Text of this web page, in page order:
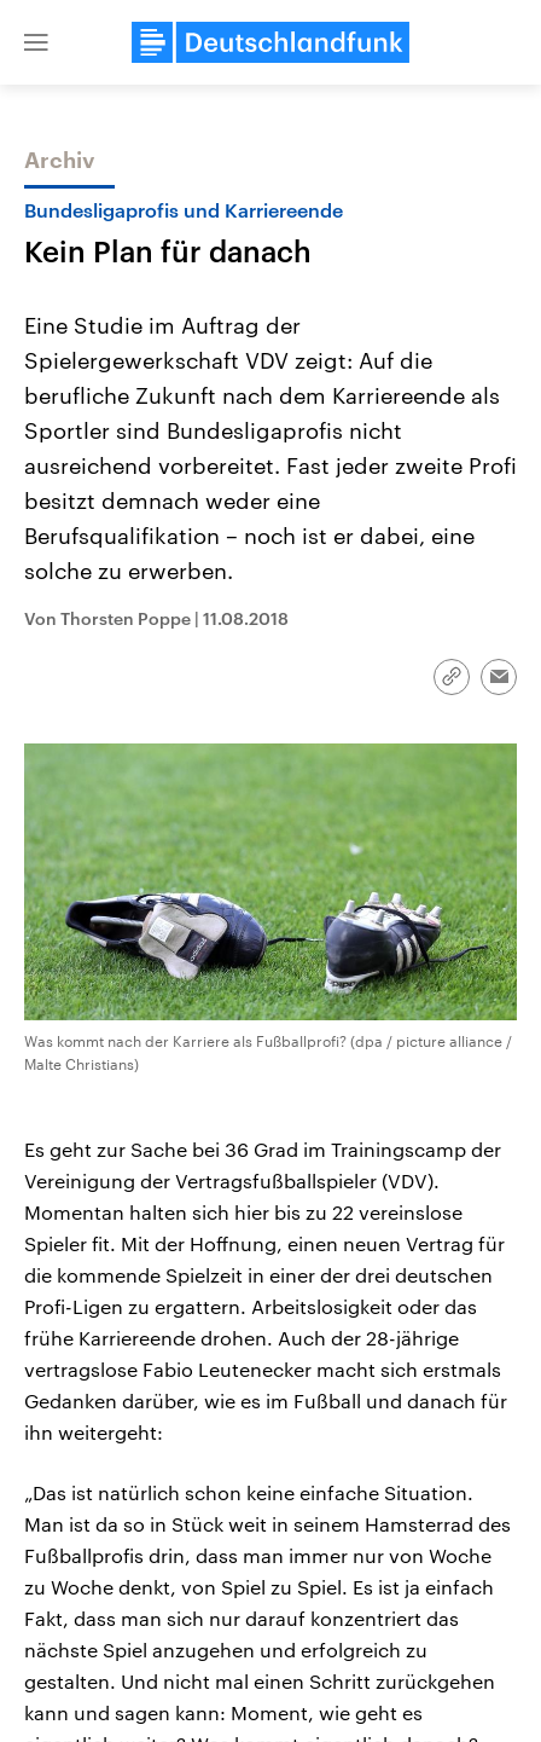
Close
Themen
Landtagswahl Sachsen-Anhalt
2026
Alle Informationen
Sachsen-Anhalt wählt am 6.
September 2026 einen neuen
Bundesland von einer Koalition aus
Umfragen, Prognosen,
und Hintergründe zu den Parteien
und Kandidaten der anstehenden
USA
Aktuelle Beiträge,
Hintergründe
Wirtschaftlich und
mit großem Einfluss auf
Sendungen Programm
Archiv
Bundesligaprofis und Karriereende
Kein Plan für danach
Eine Studie im Auftrag der
Spielergewerkschaft VDV zeigt: Auf die
berufliche Zukunft nach dem Karriereende als
Sportler sind Bundesligaprofis nicht
ausreichend vorbereitet. Fast jeder zweite Profi
besitzt demnach weder eine
Berufsqualifikation – noch ist er dabei, eine
solche zu erwerben.
Von Thorsten Poppe | 11.08.2018
Link
Was kommt nach der Karriere als Fußballprofi? (dpa / picture alliance /
Malte Christians)
Es geht zur Sache bei 36 Grad im Trainingscamp der
Vereinigung der Vertragsfußballspieler (VDV).
Momentan halten sich hier bis zu 22 vereinslose
Spieler fit. Mit der Hoffnung, einen neuen Vertrag für
die kommende Spielzeit in einer der drei deutschen
Profi-Ligen zu ergattern. Arbeitslosigkeit oder das
frühe Karriereende drohen. Auch der 28-jährige
vertragslose Fabio Leutenecker macht sich erstmals
Gedanken darüber, wie es im Fußball und danach für
ihn weitergeht:
„Das ist natürlich schon keine einfache Situation.
Man ist da so in Stück weit in seinem Hamsterrad des
Fußballprofis drin, dass man immer nur von Woche
zu Woche denkt, von Spiel zu Spiel. Es ist ja einfach
Fakt, dass man sich nur darauf konzentriert das
nächste Spiel anzugehen und erfolgreich zu
gestalten. Und nicht mal einen Schritt zurückgehen
kann und sagen kann: Moment, wie geht es